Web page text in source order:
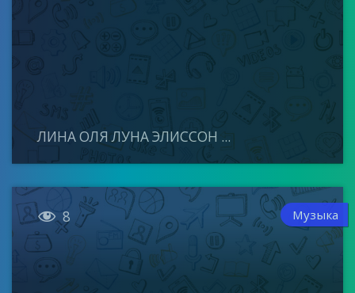
ЛИНА ОЛЯ ЛУНА ЭЛИССОН ...
 8 Музыка